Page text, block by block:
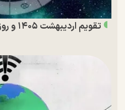
تقویم اردیبهشت ۱۴۰۵ و روز‌های تعطیل این ماه